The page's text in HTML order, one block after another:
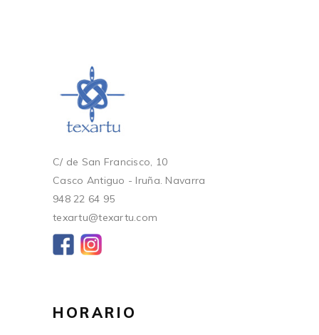
C/ de San Francisco, 10
Casco Antiguo - Iruña. Navarra
948 22 64 95
texartu@texartu.com
HORARIO